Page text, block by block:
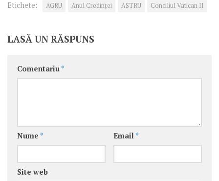
Etichete: AGRU Anul Credinţei ASTRU Conciliul Vatican II
LASĂ UN RĂSPUNS
Comentariu *
Nume * Email *
Site web